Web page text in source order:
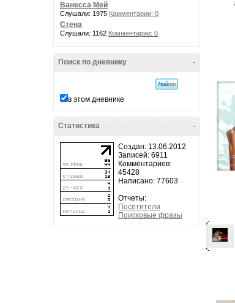
Ванесса Мей
Слушали: 1975 Комментарии: 0
Стена
Слушали: 1162 Комментарии: 0
-
Поиск по дневнику
в этом дневнике
-
Статистика
Создан: 13.06.2012
Записей: 6911
Комментариев:
45428
Написано: 77603
Отчеты:
Посетители
Поисковые фразы